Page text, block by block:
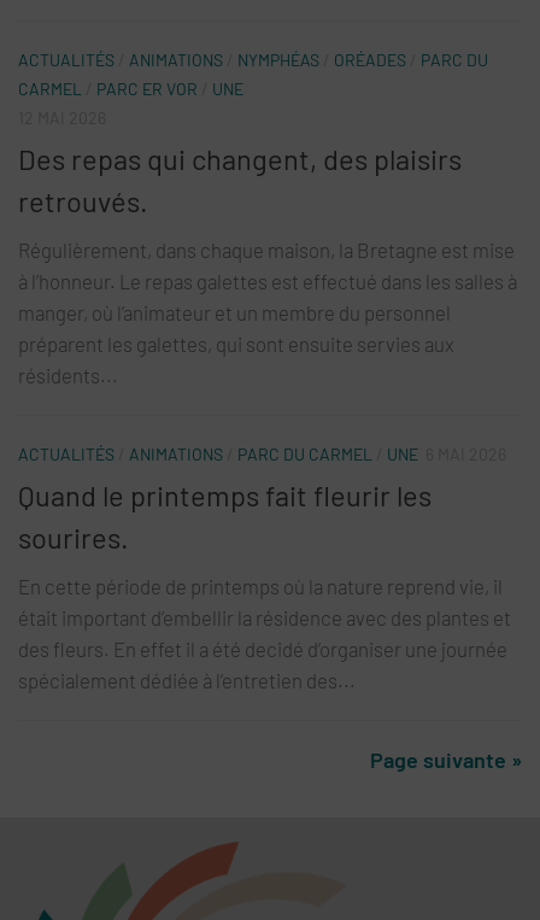
ACTUALITÉS ANIMATIONS NYMPHÉAS ORÉADES
PARC DU
CARMEL
PARC ER VOR
UNE
Des repas qui changent, des plaisirs
retrouvés.
Régulièrement, dans chaque maison, la Bretagne est mise
à l’honneur. Le repas galettes est effectué dans les salles à
manger, où l’animateur et un membre du personnel
préparent les galettes, qui sont ensuite servies aux
résidents...
ACTUALITÉS ANIMATIONS PARC DU CARMEL UNE
Quand le printemps fait fleurir les
sourires.
En cette période de printemps où la nature reprend vie, il
était important d’embellir la résidence avec des plantes et
des fleurs. En effet il a été decidé d’organiser une journée
spécialement dédiée à l’entretien des...
Page suivante »